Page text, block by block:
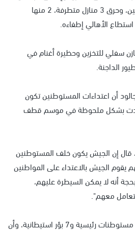
بكثافة على المنازل والمواطنين، وحرق 3 منازل متطرفة، 2 منها
الأهالي إطفاءه.
سفلي للتخزين وحظيرة أغنام في
الداجنة.
أن اعتداءات المستوطنين تكون
بشكل ملحوظة في موسم قطف
إن الجيش يكون خلف المستوطنين
يقوم الجيش بالاعتداء على المواطنين
أنه لا يمكن السيطرة عليهم،
معهم".
وأكد أن القرية مقامة على 3 مستوطنات رئيسية و7 بؤر استيطانية، وأن